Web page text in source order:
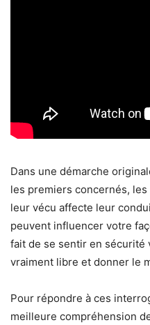
Dans une démarche
les premiers concernés,
leur vécu affecte leur
peuvent influencer votre
fait de se sentir en sécurité
vraiment libre et donner le
Pour répondre à ces
meilleure compréhension